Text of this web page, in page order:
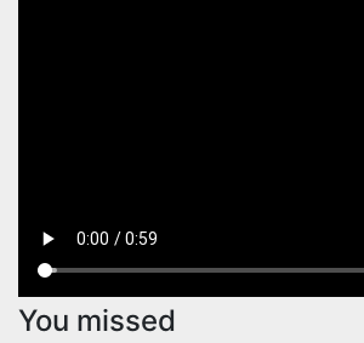
You missed